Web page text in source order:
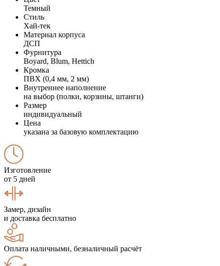
Темный
Стиль
Хай-тек
Материал корпуса
ДСП
Фурнитура
Boyard, Blum, Hettich
Кромка
ПВХ (0,4 мм, 2 мм)
Внутреннее наполнение
на выбор (полки, корзины, штанги)
Размер
индивидуальный
Цена
указана за базовую комплектацию
Изготовление
от 5 дней
Замер, дизайн
и доставка бесплатно
Оплата наличными, безналичный расчёт